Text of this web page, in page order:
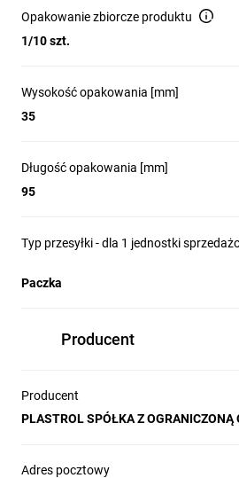
Opakowanie zbiorcze produktu
1/10 szt.
Wysokość opakowania [mm]
35
Długość opakowania [mm]
95
Typ przesyłki - dla 1 jednostki
Paczka
Producent
Producent
PLASTROL SPÓŁKA Z OGRANICZONĄ
Adres pocztowy